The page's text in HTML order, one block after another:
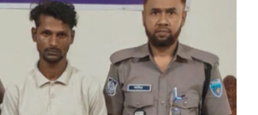
সিলেটে দুই বাসের ভয়াবহ সংঘর্ষ: ঝরে গেল
৮টি তাজা প্রাণ, হাসপাতালে ২৫
৭ ঘণ্টা আগে
সিলিন্ডার লিকেজে ভয়াবহ অগ্নিকাণ্ড: দগ্ধ ৩